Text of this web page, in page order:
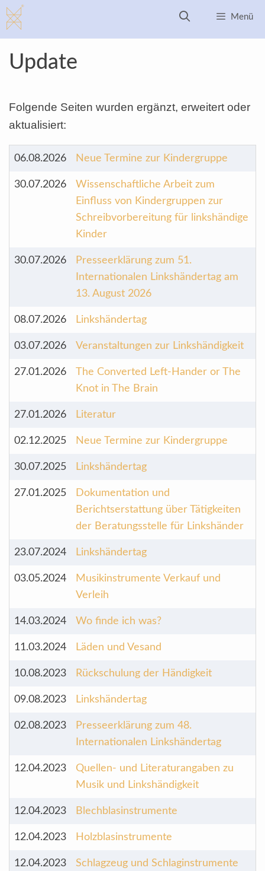
Zum
Inhalt
springen
Menü
Update
Folgende Seiten wurden ergänzt, erweitert oder
aktualisiert:
06.08.2026 Neue Termine zur Kindergruppe
30.07.2026
Wissenschaftliche Arbeit zum
Einfluss von Kindergruppen zur
Schreibvorbereitung für linkshändige
Kinder
30.07.2026
Presseerklärung zum 51.
Internationalen Linkshändertag am
13. August 2026
08.07.2026 Linkshändertag
03.07.2026 Veranstaltungen zur Linkshändigkeit
27.01.2026
The Converted Left-Hander or The
Knot in The Brain
27.01.2026 Literatur
02.12.2025 Neue Termine zur Kindergruppe
30.07.2025 Linkshändertag
27.01.2025
Dokumentation und
Berichtserstattung über Tätigkeiten
der Beratungsstelle für Linkshänder
23.07.2024 Linkshändertag
03.05.2024
Musikinstrumente Verkauf und
Verleih
14.03.2024 Wo finde ich was?
11.03.2024 Läden und Vesand
10.08.2023 Rückschulung der Händigkeit
09.08.2023 Linkshändertag
02.08.2023
Presseerklärung zum 48.
Internationalen Linkshändertag
12.04.2023
Quellen- und Literaturangaben zu
Musik und Linkshändigkeit
12.04.2023 Blechblasinstrumente
12.04.2023 Holzblasinstrumente
12.04.2023 Schlagzeug und Schlaginstrumente